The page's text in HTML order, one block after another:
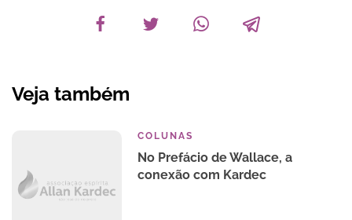
Veja também
COLUNAS
No Prefácio de Wallace, a
conexão com Kardec